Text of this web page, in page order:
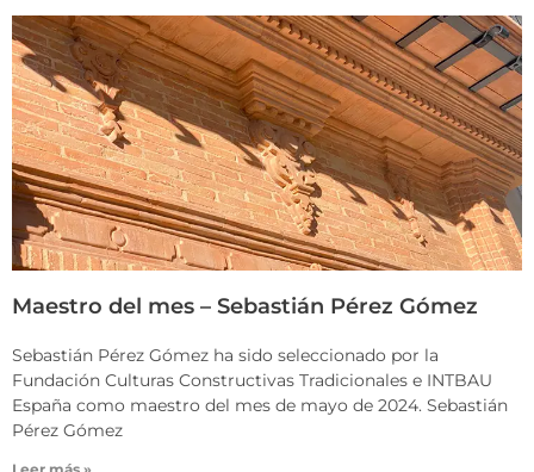
Maestro del mes – Sebastián Pérez Gómez
Sebastián Pérez Gómez ha sido seleccionado por la
Fundación Culturas Constructivas Tradicionales e INTBAU
España como maestro del mes de mayo de 2024. Sebastián
Pérez Gómez